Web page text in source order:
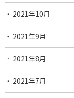
2021年10月
2021年9月
2021年8月
2021年7月